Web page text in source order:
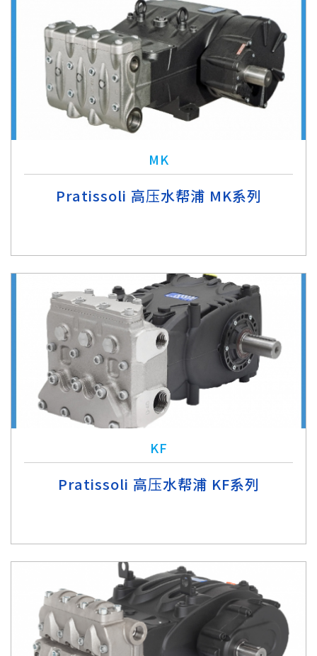
MK
Pratissoli 高压水帮浦 MK系列
KF
Pratissoli 高压水帮浦 KF系列